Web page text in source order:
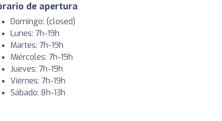
de apertura
Domingo: (closed)
Lunes: 7h-19h
Martes: 7h-19h
Miércoles: 7h-19h
Jueves: 7h-19h
Viernes: 7h-19h
Sábado: 8h-13h